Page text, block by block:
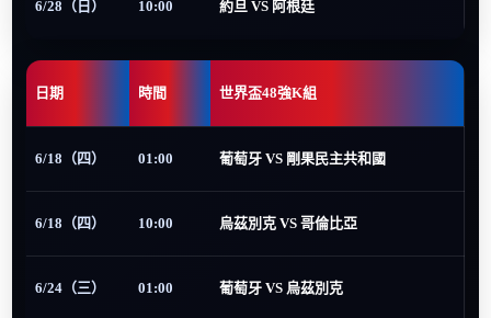
6/28（日） 10:00 約旦 VS 阿根廷
日期 時間 世界盃48強K組
6/18（四） 01:00 葡萄牙 VS 剛果民主共和國
6/18（四） 10:00 烏茲別克 VS 哥倫比亞
6/24（三） 01:00 葡萄牙 VS 烏茲別克